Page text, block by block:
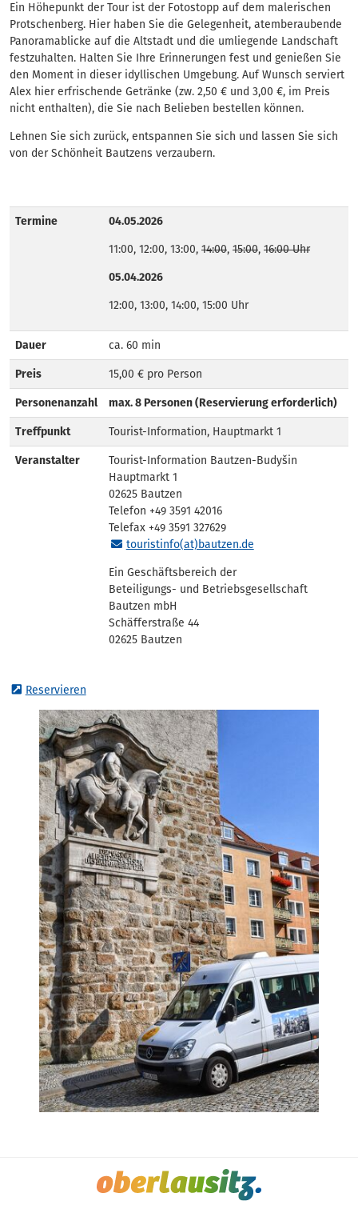
Ein Höhepunkt der Tour ist der Fotostopp auf dem malerischen
Protschenberg. Hier haben Sie die Gelegenheit, atemberaubende
Panoramablicke auf die Altstadt und die umliegende Landschaft
festzuhalten. Halten Sie Ihre Erinnerungen fest und genießen Sie
den Moment in dieser idyllischen Umgebung. Auf Wunsch serviert
Alex hier erfrischende Getränke (zw. 2,50 € und 3,00 €, im Preis
nicht enthalten), die Sie nach Belieben bestellen können.
Lehnen Sie sich zurück, entspannen Sie sich und lassen Sie sich
von der Schönheit Bautzens verzaubern.
Termine 04.05.2026
11:00, 12:00, 13:00, 14:00, 15:00, 16:00 Uhr
05.04.2026
12:00, 13:00, 14:00, 15:00 Uhr
Dauer ca. 60 min
Preis 15,00 € pro Person
Personenanzahl max. 8 Personen (Reservierung erforderlich)
Treffpunkt Tourist-Information, Hauptmarkt 1
Veranstalter
Tourist-Information Bautzen-Budyšin
Hauptmarkt 1
02625 Bautzen
Telefon +49 3591 42016
Telefax +49 3591 327629
touristinfo(at)bautzen.de
Ein Geschäftsbereich der
Beteiligungs- und Betriebsgesellschaft
Bautzen mbH
Schäfferstraße 44
02625 Bautzen
Reservieren